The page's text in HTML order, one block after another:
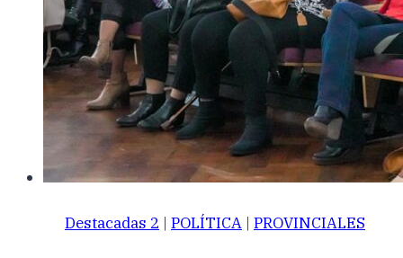
Destacadas 2 | POLÍTICA | PROVINCIALES